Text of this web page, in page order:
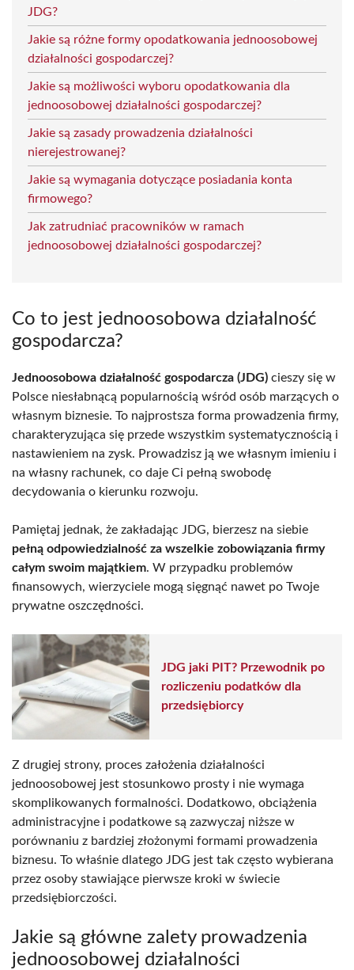
JDG?
Jakie są różne formy opodatkowania jednoosobowej
działalności gospodarczej?
Jakie są możliwości wyboru opodatkowania dla
jednoosobowej działalności gospodarczej?
Jakie są zasady prowadzenia działalności
nierejestrowanej?
Jakie są wymagania dotyczące posiadania konta
firmowego?
Jak zatrudniać pracowników w ramach
jednoosobowej działalności gospodarczej?
Co to jest jednoosobowa działalność
gospodarcza?
Jednoosobowa działalność gospodarcza (JDG) cieszy się w
Polsce niesłabnącą popularnością wśród osób marzących o
własnym biznesie. To najprostsza forma prowadzenia firmy,
charakteryzująca się przede wszystkim systematycznością i
nastawieniem na zysk. Prowadzisz ją we własnym imieniu i
na własny rachunek, co daje Ci pełną swobodę
decydowania o kierunku rozwoju.
Pamiętaj jednak, że zakładając JDG, bierzesz na siebie
pełną odpowiedzialność za wszelkie zobowiązania firmy
całym swoim majątkiem. W przypadku problemów
finansowych, wierzyciele mogą sięgnąć nawet po Twoje
prywatne oszczędności.
JDG jaki PIT? Przewodnik po
rozliczeniu podatków dla
przedsiębiorcy
Z drugiej strony, proces założenia działalności
jednoosobowej jest stosunkowo prosty i nie wymaga
skomplikowanych formalności. Dodatkowo, obciążenia
administracyjne i podatkowe są zazwyczaj niższe w
porównaniu z bardziej złożonymi formami prowadzenia
biznesu. To właśnie dlatego JDG jest tak często wybierana
przez osoby stawiające pierwsze kroki w świecie
przedsiębiorczości.
Jakie są główne zalety prowadzenia
jednoosobowej działalności